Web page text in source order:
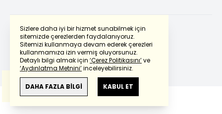
Sizlere daha iyi bir hizmet sunabilmek için
sitemizde çerezlerden faydalanıyoruz.
Sitemizi kullanmaya devam ederek çerezleri
kullanmamıza izin vermiş oluyorsunuz.
Detaylı bilgi almak için ‘Çerez Politikasını’ve
‘Aydınlatma Metnini’inceleyebilirsiniz.
DAHA FAZLA BİLGİ KABUL ET
Powered by Translate
Bu çevirideGoogle Transletekullanılmıştır.
Anlam ve çeviri hatalarından
haberturk.com
sorumlu değildir.